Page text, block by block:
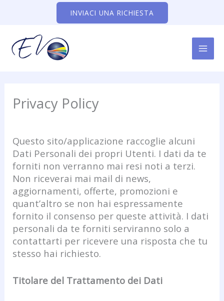
INVIACI UNA RICHIESTA
Privacy Policy
Questo sito/applicazione raccoglie alcuni
Dati Personali dei propri Utenti. I dati da te
forniti non verranno mai resi noti a terzi.
Non riceverai mai mail di news,
aggiornamenti, offerte, promozioni e
quant’altro se non hai espressamente
fornito il consenso per queste attività. I dati
personali da te forniti serviranno solo a
contattarti per ricevere una risposta che tu
stesso hai richiesto.
Titolare del Trattamento dei Dati